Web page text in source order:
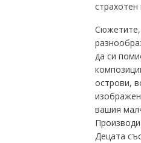
Сюжетите,
да си
острови,
вашия
Децата